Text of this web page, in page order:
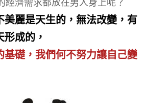
經濟需求都放在男人身上呢？
美麗是天生的，無法改變，有
成的，
基礎，我們何不努力讓自己變